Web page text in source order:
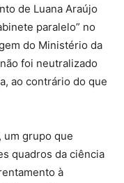
de Luana Araújo
paralelo” no
do Ministério da
foi neutralizado
ao contrário do que
grupo que
quadros da ciência
à